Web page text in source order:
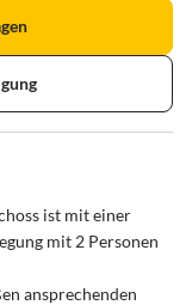
ist mit einer
mit 2 Personen
ansprechenden